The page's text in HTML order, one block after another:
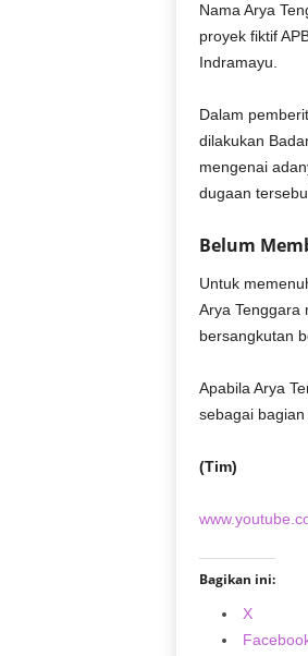
Nama Arya
proyek fiktif
Indramayu.
Dalam
dilakukan
mengenai
dugaan
Belum
Untuk
Arya Tenggara
bersangkutan
Apabila Arya
sebagai
(Tim)
Bagikan ini:
X